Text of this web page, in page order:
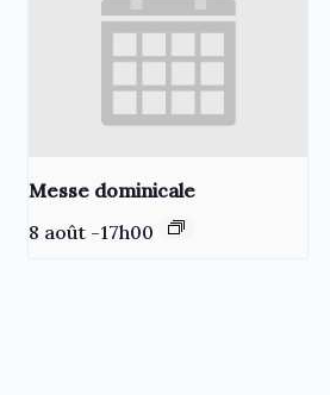
Messe dominicale
8 août -17h00